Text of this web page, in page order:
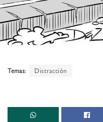
Temas: Distracción